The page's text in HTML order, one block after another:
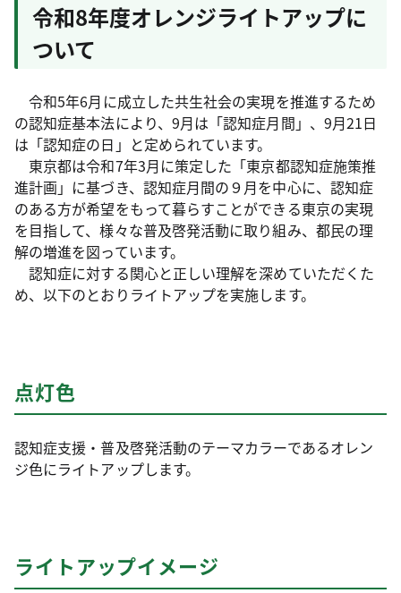
令和8年度オレンジライトアップに
ついて
令和5年6月に成立した共生社会の実現を推進するため
の認知症基本法により、9月は「認知症月間」、9月21日
は「認知症の日」と定められています。
東京都は令和7年3月に策定した「東京都認知症施策推
進計画」に基づき、認知症月間の９月を中心に、認知症
のある方が希望をもって暮らすことができる東京の実現
を目指して、様々な普及啓発活動に取り組み、都民の理
解の増進を図っています。
認知症に対する関心と正しい理解を深めていただくた
め、以下のとおりライトアップを実施します。
点灯色
認知症支援・普及啓発活動のテーマカラーであるオレン
ジ色にライトアップします。
ライトアップイメージ